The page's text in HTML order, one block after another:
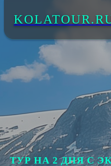
ТУР НА 2 ДНЯ С